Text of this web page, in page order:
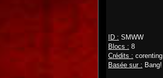
ID : SMWW
Blocs : 8
Crédits : corenting
Basée sur : Bang!